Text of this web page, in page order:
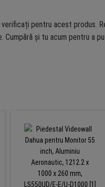
verificați pentru acest produs.
și tu acum pentru a